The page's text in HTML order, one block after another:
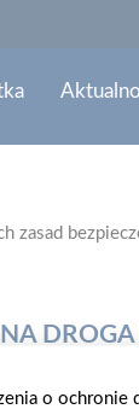
zasad
o ochronie